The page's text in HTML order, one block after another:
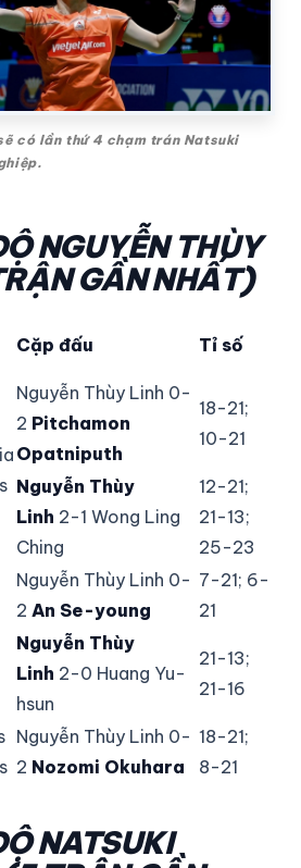
có lần thứ 4 chạm trán Natsuki
NGUYỄN THÙY
GẦN NHẤT)
Cặp đấu Tỉ số
Nguyễn Thùy Linh 0-
2 Pitchamon
Opatniputh
18-21;
10-21
Nguyễn Thùy
Linh 2-1 Wong Ling
Ching
12-21;
21-13;
25-23
Nguyễn Thùy Linh 0-
2 An Se-young
7-21; 6-
21
Nguyễn Thùy
Linh 2-0 Huang Yu-
hsun
21-13;
21-16
Nguyễn Thùy Linh 0-
2 Nozomi Okuhara
18-21;
8-21
NATSUKI